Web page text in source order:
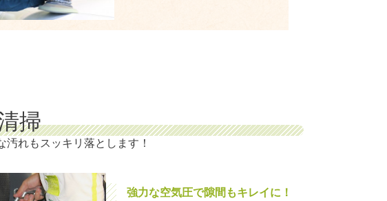
掃
れもスッキリ落とします！
強力な空気圧で隙間もキレイに！